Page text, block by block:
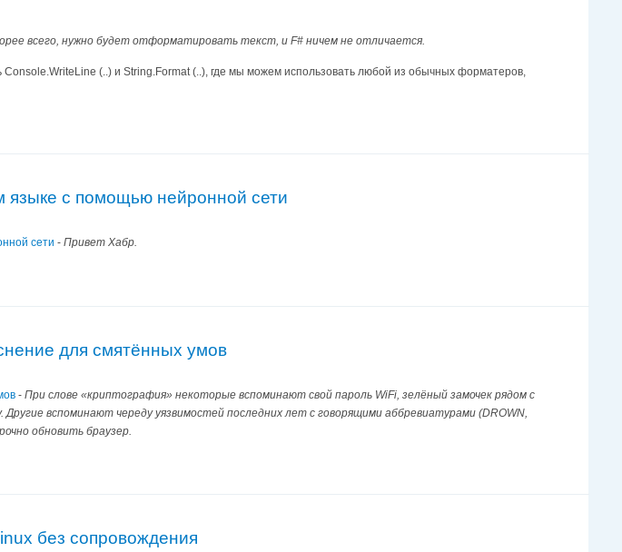
всего, нужно будет отформатировать текст, и F# ничем не отличается.
Console.WriteLine (..) и String.Format (..), где мы можем использовать любой из обычных форматеров,
языке с помощью нейронной сети
сети - Привет Хабр.
для смятённых умов
- При слове «криптография» некоторые вспоминают свой пароль WiFi, зелёный замочек рядом с
вспоминают череду уязвимостей последних лет с говорящими аббревиатурами (DROWN,
обновить браузер.
без сопровождения